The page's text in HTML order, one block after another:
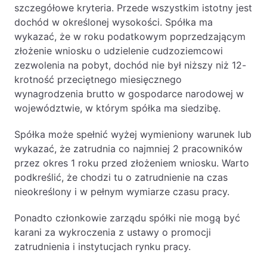
szczegółowe kryteria. Przede wszystkim istotny jest
dochód w określonej wysokości. Spółka ma
wykazać, że w roku podatkowym poprzedzającym
złożenie wniosku o udzielenie cudzoziemcowi
zezwolenia na pobyt, dochód nie był niższy niż 12-
krotność przeciętnego miesięcznego
wynagrodzenia brutto w gospodarce narodowej w
województwie, w którym spółka ma siedzibę.
Spółka może spełnić wyżej wymieniony warunek lub
wykazać, że zatrudnia co najmniej 2 pracowników
przez okres 1 roku przed złożeniem wniosku. Warto
podkreślić, że chodzi tu o zatrudnienie na czas
nieokreślony i w pełnym wymiarze czasu pracy.
Ponadto członkowie zarządu spółki nie mogą być
karani za wykroczenia z ustawy o promocji
zatrudnienia i instytucjach rynku pracy.